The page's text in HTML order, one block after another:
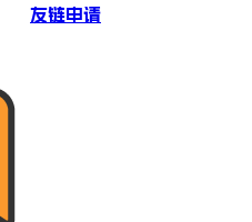
友链申请